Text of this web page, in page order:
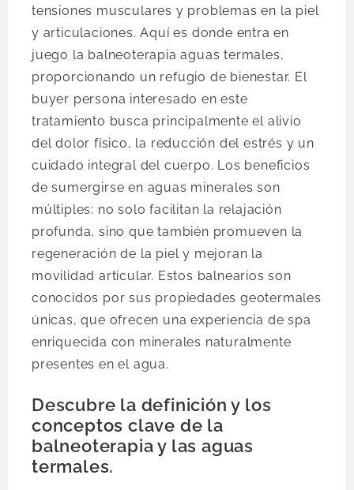
tensiones musculares y problemas en la piel
y articulaciones. Aquí es donde entra en
juego la balneoterapia aguas termales,
proporcionando un refugio de bienestar. El
buyer persona interesado en este
tratamiento busca principalmente el alivio
del dolor físico, la reducción del estrés y un
cuidado integral del cuerpo. Los beneficios
de sumergirse en aguas minerales son
múltiples: no solo facilitan la relajación
profunda, sino que también promueven la
regeneración de la piel y mejoran la
movilidad articular. Estos balnearios son
conocidos por sus propiedades geotermales
únicas, que ofrecen una experiencia de spa
enriquecida con minerales naturalmente
presentes en el agua.
Descubre la definición y los
conceptos clave de la
balneoterapia y las aguas
termales.